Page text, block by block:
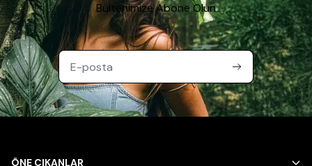
Bültenimize Abone Olun
ÖNE ÇIKANLAR